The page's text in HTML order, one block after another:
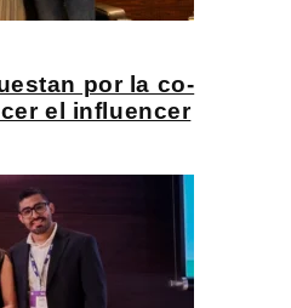
por la co-
el influencer